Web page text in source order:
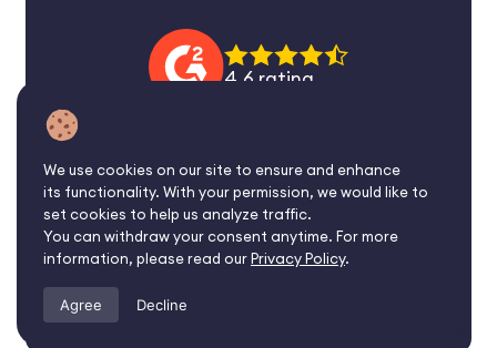
©2026 Affise Inc.
Todos os direitos
reservados.
A falta de notificação do registo pode afetar negativamente
a recuperação de lucros e danos em qualquer processo por
4.6 rating
We use cookies on our site to ensure and enhance
its functionality. With your permission, we would like to
set cookies to help us analyze traffic.
You can withdraw your consent anytime. For more
information, please read ourPrivacy Policy.
Agree Decline